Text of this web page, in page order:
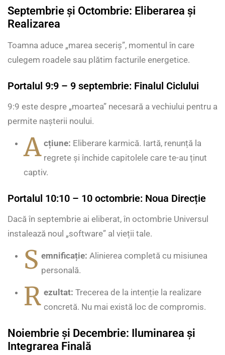
Septembrie și Octombrie: Eliberarea și
Realizarea
Toamna aduce „marea seceriș”, momentul în care
culegem roadele sau plătim facturile energetice.
Portalul 9:9 – 9 septembrie: Finalul Ciclului
9:9 este despre „moartea” necesară a vechiului pentru a
permite nașterii noului.
A cțiune: Eliberare karmică. Iartă, renunță la
regrete și închide capitolele care te-au ținut
captiv.
Portalul 10:10 – 10 octombrie: Noua Direcție
Dacă în septembrie ai eliberat, în octombrie Universul
instalează noul „software” al vieții tale.
S emnificație: Alinierea completă cu misiunea
personală.
R ezultat: Trecerea de la intenție la realizare
concretă. Nu mai există loc de compromis.
Noiembrie și Decembrie: Iluminarea și
Integrarea Finală